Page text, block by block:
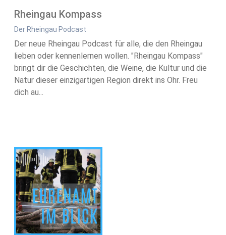
Rheingau Kompass
Der Rheingau Podcast
Der neue Rheingau Podcast für alle, die den Rheingau
lieben oder kennenlernen wollen. "Rheingau Kompass"
bringt dir die Geschichten, die Weine, die Kultur und die
Natur dieser einzigartigen Region direkt ins Ohr. Freu
dich au...